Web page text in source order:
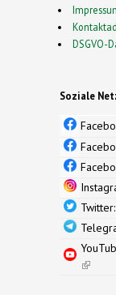
DSGVO-
Soziale
Twitter:
(link is